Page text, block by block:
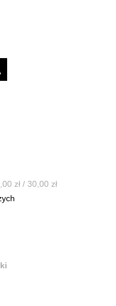
zł / 30,00 zł